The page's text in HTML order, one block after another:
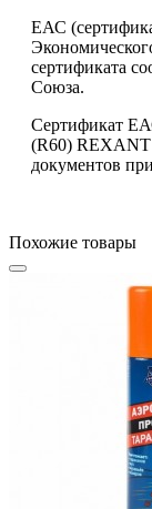
ЕАС
сертификата
Союза.
Сертификат
(R60) REXANT
документов
Похожие товары